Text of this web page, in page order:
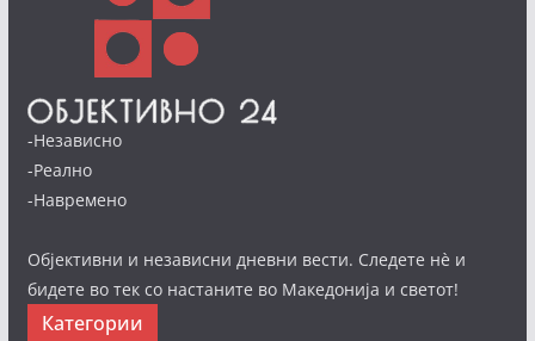
-Независно
-Реално
-Навремено
Објективни и независни дневни вести. Следете нè и
бидете во тек со настаните во Македонија и светот!
Категории